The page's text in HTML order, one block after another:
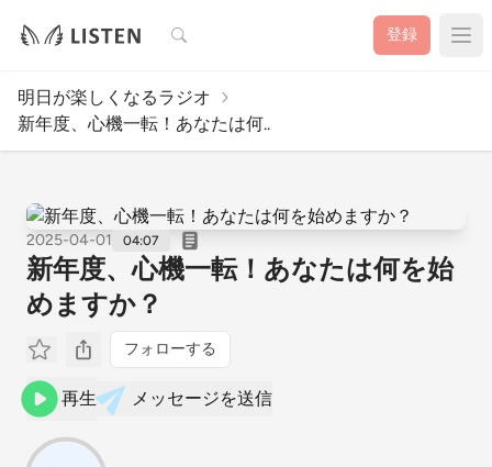
検索 登録
明日が楽しくなるラジオ
新年度、心機一転！あなたは何..
2025-04-01 04:07
新年度、心機一転！あなたは何を始
めますか？
フォローする
再生 メッセージを送信